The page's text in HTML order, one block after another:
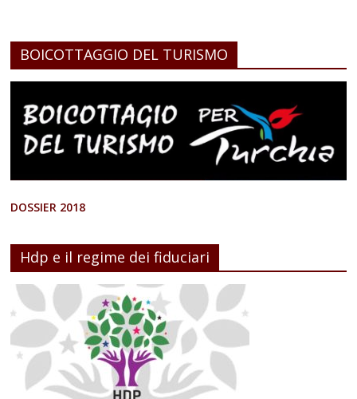
BOICOTTAGGIO DEL TURISMO
DOSSIER 2018
Hdp e il regime dei fiduciari